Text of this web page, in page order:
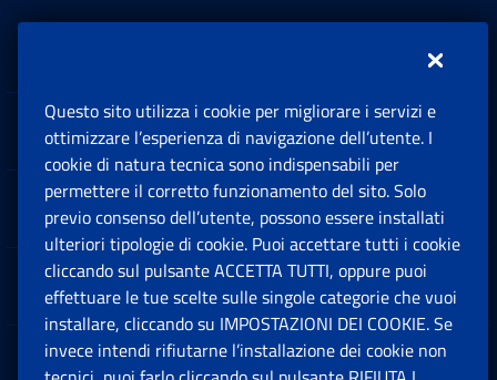
Sedi e Contatti
Software
Note Legali
App mobile
Questo sito utilizza i cookie per migliorare i servizi e
ottimizzare l’esperienza di navigazione dell’utente. I
cookie di natura tecnica sono indispensabili per
permettere il corretto funzionamento del sito. Solo
previo consenso dell’utente, possono essere installati
ulteriori tipologie di cookie. Puoi accettare tutti i cookie
cliccando sul pulsante ACCETTA TUTTI, oppure puoi
effettuare le tue scelte sulle singole categorie che vuoi
installare, cliccando su IMPOSTAZIONI DEI COOKIE. Se
invece intendi rifiutarne l’installazione dei cookie non